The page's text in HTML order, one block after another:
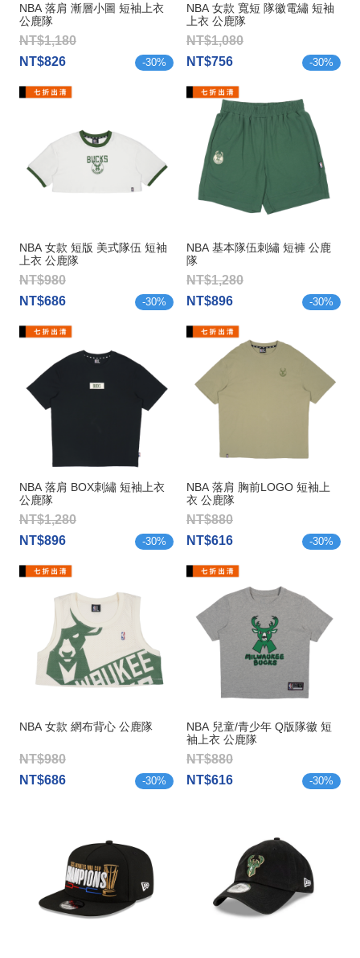
NBA 落肩 漸層小圖 短袖上衣
公鹿隊
NT$1,180
NT$826
-30%
NBA 女款 寬短 隊徽電繡 短袖
上衣 公鹿隊
NT$1,080
NT$756
-30%
NBA 女款 短版 美式隊伍 短袖
上衣 公鹿隊
NT$980
NT$686
-30%
NBA 基本隊伍刺繡 短褲 公鹿
隊
NT$1,280
NT$896
-30%
NBA 落肩 BOX刺繡 短袖上衣
公鹿隊
NT$1,280
NT$896
-30%
NBA 落肩 胸前LOGO 短袖上
衣 公鹿隊
NT$880
NT$616
-30%
NBA 女款 網布背心 公鹿隊
NT$980
NT$686
-30%
NBA 兒童/青少年 Q版隊徽 短
袖上衣 公鹿隊
NT$880
NT$616
-30%